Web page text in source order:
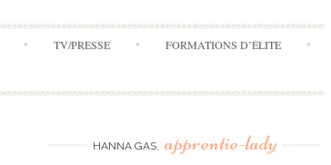
TV/PRESSE FORMATIONS D’ÉLITE
HANNA GAS, apprentie-lady